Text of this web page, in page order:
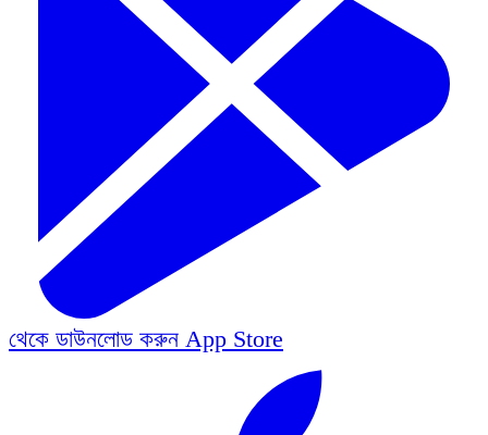
থেকে ডাউনলোড করুন App Store